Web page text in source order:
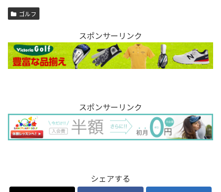
ゴルフ
スポンサーリンク
スポンサーリンク
シェアする